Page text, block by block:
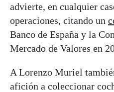
advierte, en cualquier
operaciones, citando un
Banco de España y la
Mercado de Valores en
A Lorenzo Muriel
afición a coleccionar